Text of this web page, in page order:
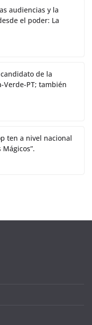
audiencias y la
el poder: La
de la
Verde-PT; también
ten a nivel nacional